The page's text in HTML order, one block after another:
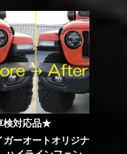
対応品★
ガーオートオリジナ